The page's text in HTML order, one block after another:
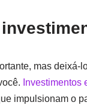
mas deixá-
Investimentos
impulsionam o